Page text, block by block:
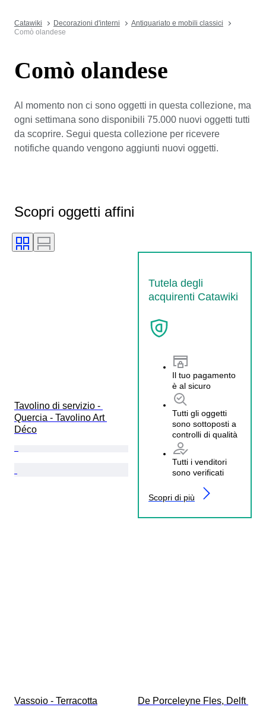
Catawiki Decorazioni d'interni
Antiquariato e mobili classici
Comò olandese
Comò olandese
Al momento non ci sono oggetti in questa collezione, ma
ogni settimana sono disponibili 75.000 nuovi oggetti tutti
da scoprire. Segui questa collezione per ricevere
notifiche quando vengono aggiunti nuovi oggetti.
Scopri oggetti affini
Tutela degli
acquirenti Catawiki
Il tuo pagamento
è al sicuro
Tutti gli oggetti
sono sottoposti a
controlli di qualità
Tutti i venditori
sono verificati
Scopri di più
Tavolino di servizio -
Quercia - Tavolino Art
Déco
Vassoio - Terracotta
De Porceleyne Fles, Delft